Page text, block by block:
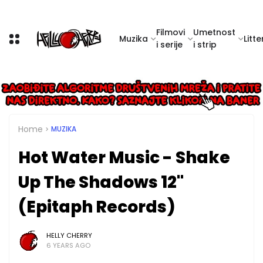
Muzika
Filmovi
i serije
Umetnost
i strip
Home MUZIKA
Hot Water Music - Shake
Up The Shadows 12''
(Epitaph Records)
HELLY CHERRY
6 YEARS AGO